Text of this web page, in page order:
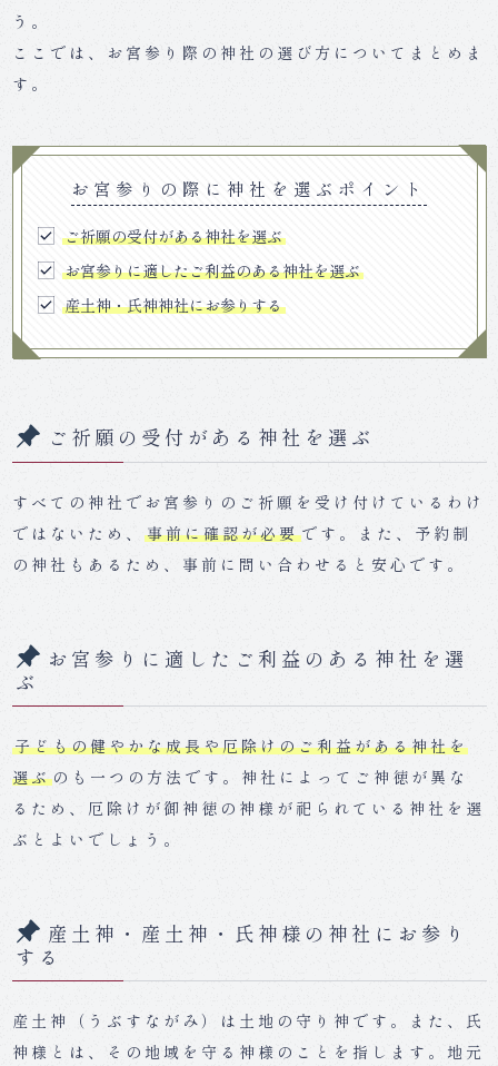
う。
ここでは、お宮参り際の神社の選び方についてまとめま
す。
お宮参りの際に神社を選ぶポイント
ご祈願の受付がある神社を選ぶ
お宮参りに適したご利益のある神社を選ぶ
産土神・氏神神社にお参りする
ご祈願の受付がある神社を選ぶ
すべての神社でお宮参りのご祈願を受け付けているわけ
ではないため、
事前に確認が必要です。また、予約制
の神社もあるため、事前に問い合わせると安心です。
お宮参りに適したご利益のある神社を選
ぶ
子どもの健やかな成長や厄除けのご利益がある神社を
選ぶ のも一つの方法です。神社によってご神徳が異な
るため、厄除けが御神徳の神様が祀られている神社を選
ぶとよいでしょう。
産土神・産土神・氏神様の神社にお参り
する
産土神（うぶすながみ）は土地の守り神です。また、氏
神様とは、その地域を守る神様のことを指します。地元